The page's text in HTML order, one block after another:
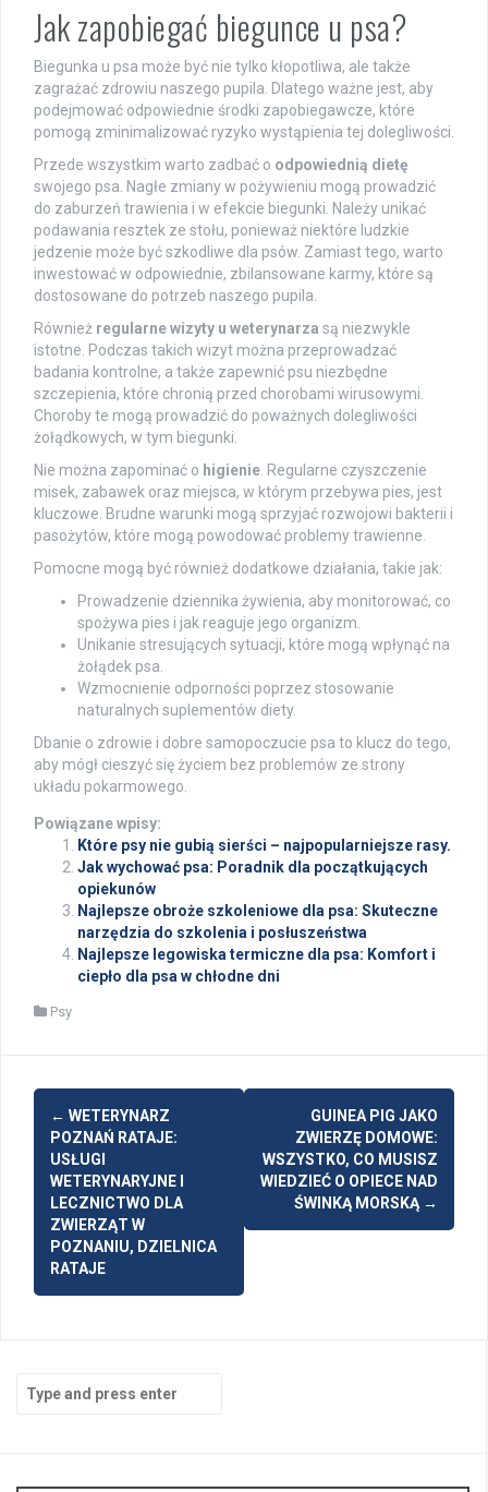
Jak zapobiegać biegunce u psa?
Biegunka u psa może być nie tylko kłopotliwa, ale także
zagrażać zdrowiu naszego pupila. Dlatego ważne jest, aby
podejmować odpowiednie środki zapobiegawcze, które
pomogą zminimalizować ryzyko wystąpienia tej dolegliwości.
Przede wszystkim warto zadbać o odpowiednią dietę
swojego psa. Nagłe zmiany w pożywieniu mogą prowadzić
do zaburzeń trawienia i w efekcie biegunki. Należy unikać
podawania resztek ze stołu, ponieważ niektóre ludzkie
jedzenie może być szkodliwe dla psów. Zamiast tego, warto
inwestować w odpowiednie, zbilansowane karmy, które są
dostosowane do potrzeb naszego pupila.
Również regularne wizyty u weterynarza są niezwykle
istotne. Podczas takich wizyt można przeprowadzać
badania kontrolne, a także zapewnić psu niezbędne
szczepienia, które chronią przed chorobami wirusowymi.
Choroby te mogą prowadzić do poważnych dolegliwości
żołądkowych, w tym biegunki.
Nie można zapominać o higienie . Regularne czyszczenie
misek, zabawek oraz miejsca, w którym przebywa pies, jest
kluczowe. Brudne warunki mogą sprzyjać rozwojowi bakterii i
pasożytów, które mogą powodować problemy trawienne.
Pomocne mogą być również dodatkowe działania, takie jak:
Prowadzenie dziennika żywienia, aby monitorować, co
spożywa pies i jak reaguje jego organizm.
Unikanie stresujących sytuacji, które mogą wpłynąć na
żołądek psa.
Wzmocnienie odporności poprzez stosowanie
naturalnych suplementów diety.
Dbanie o zdrowie i dobre samopoczucie psa to klucz do tego,
aby mógł cieszyć się życiem bez problemów ze strony
układu pokarmowego.
Powiązane wpisy:
Które psy nie gubią sierści – najpopularniejsze rasy.
Jak wychować psa: Poradnik dla początkujących
opiekunów
Najlepsze obroże szkoleniowe dla psa: Skuteczne
narzędzia do szkolenia i posłuszeństwa
Najlepsze legowiska termiczne dla psa: Komfort i
ciepło dla psa w chłodne dni
Psy
Post
navigation
← WETERYNARZ
POZNAŃ RATAJE:
USŁUGI
WETERYNARYJNE I
LECZNICTWO DLA
ZWIERZĄT W
POZNANIU, DZIELNICA
RATAJE
GUINEA PIG JAKO
ZWIERZĘ DOMOWE:
WSZYSTKO, CO MUSISZ
WIEDZIEĆ O OPIECE NAD
ŚWINKĄ MORSKĄ →
for: